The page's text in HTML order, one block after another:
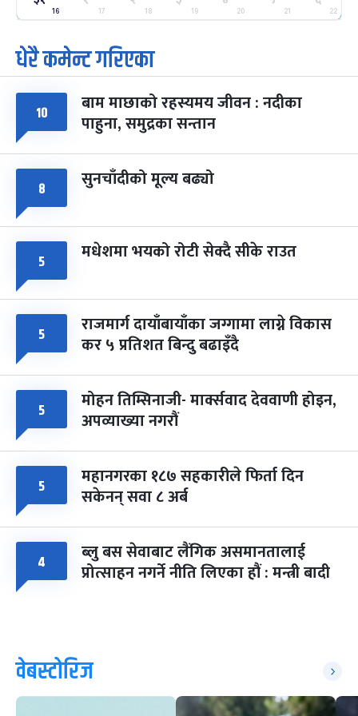
मंगल फाल्गुन २५, २०८३ Mar 9, 2027
७
आइत
पूर्णिमा व्रत
चैत्र ७, २०८३-Mar 21, 2027
८
सोम
फागुपूर्णिमा
चैत्र ८, २०८३-Mar 22, 2027
७ महिना बाँकी
16 17 18 19 20 21 22
धेरै कमेन्ट गरिएका
१० बाम माछाको रहस्यमय जीवन : नदीका
पाहुना, समुद्रका सन्तान
८ सुनचाँदीको मूल्य बढ्यो
५ मधेशमा भयको रोटी सेक्दै सीके राउत
५ राजमार्ग दायाँबायाँका जग्गामा लाग्ने विकास
कर ५ प्रतिशत बिन्दु बढाइँदै
५ मोहन तिम्सिनाजी- मार्क्सवाद देववाणी होइन,
अपव्याख्या नगरौं
५ महानगरका १८७ सहकारीले फिर्ता दिन
सकेनन् सवा ८ अर्ब
४ ब्लु बस सेवाबाट लैंगिक असमानतालाई
प्रोत्साहन नगर्ने नीति लिएका हौं : मन्त्री बादी
वेबस्टोरिज